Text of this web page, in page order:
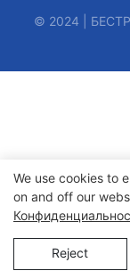
© 2024 |
We use cookies to
on and off our
Reject